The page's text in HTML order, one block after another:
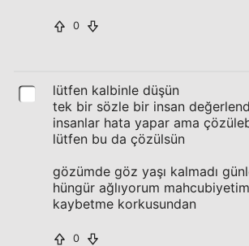
0
lütfen kalbinle düşün
tek bir sözle bir insan
insanlar hata yapar ama
lütfen bu da çözülsün
gözümde göz yaşı kalmadı
hüngür ağlıyorum
kaybetme korkusundan
0